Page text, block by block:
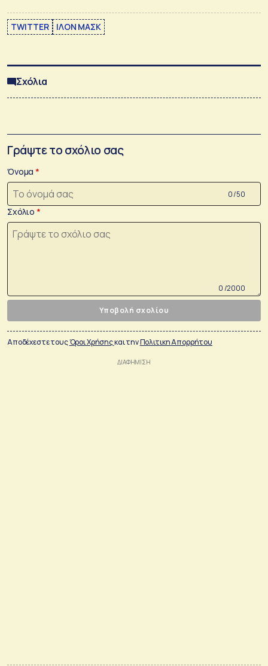
TWITTER ΙΛΟΝ ΜΑΣΚ
Σχόλια
Γράψτε το σχόλιο σας
Όνομα
0 /50
Σχόλιο
0 /2000
Υποβολή σχολίου
Αποδέχεστε τουςΌροι Χρήσηςκαι τηνΠολιτικη Απορρήτου